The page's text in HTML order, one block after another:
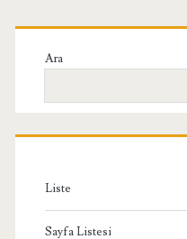
Birincil
Yan
Menü
Ara
Liste
Sayfa Listesi